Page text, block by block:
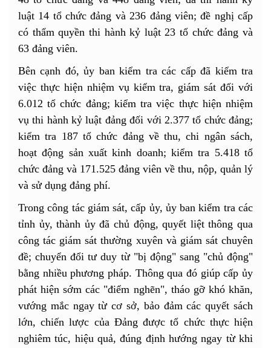
luật 14 tổ chức đảng và 236 đảng viên; đề nghị cấp
có thẩm quyền thi hành kỷ luật 23 tổ chức đảng và
63 đảng viên.
Bên cạnh đó, ủy ban kiểm tra các cấp đã kiểm tra
việc thực hiện nhiệm vụ kiểm tra, giám sát đối với
6.012 tổ chức đảng; kiểm tra việc thực hiện nhiệm
vụ thi hành kỷ luật đảng đối với 2.377 tổ chức đảng;
kiểm tra 187 tổ chức đảng về thu, chi ngân sách,
hoạt động sản xuất kinh doanh; kiểm tra 5.418 tổ
chức đảng và 171.525 đảng viên về thu, nộp, quản lý
và sử dụng đảng phí.
Trong công tác giám sát, cấp ủy, ủy ban kiểm tra các
tỉnh ủy, thành ủy đã chủ động, quyết liệt thông qua
công tác giám sát thường xuyên và giám sát chuyên
đề; chuyển đổi tư duy từ "bị động" sang "chủ động"
bằng nhiều phương pháp. Thông qua đó giúp cấp ủy
phát hiện sớm các "điểm nghẽn", tháo gỡ khó khăn,
vướng mắc ngay từ cơ sở, bảo đảm các quyết sách
lớn, chiến lược của Đảng được tổ chức thực hiện
nghiêm túc, hiệu quả, đúng định hướng ngay từ khi